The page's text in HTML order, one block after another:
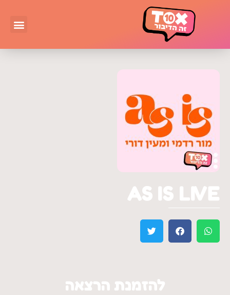
AS IS LIVE
להזמנת הרצאה